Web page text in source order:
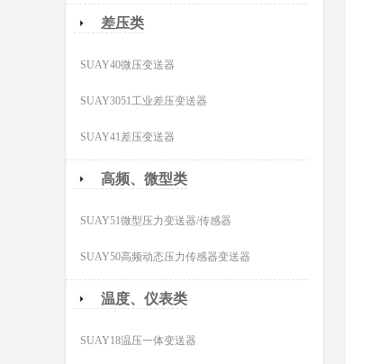
差压类
SUAY40微压变送器
SUAY3051工业差压变送器
SUAY41差压变送器
高频、微型类
SUAY51微型压力变送器/传感器
SUAY50高频动态压力传感器变送器
温度、仪表类
SUAY18温压一体变送器